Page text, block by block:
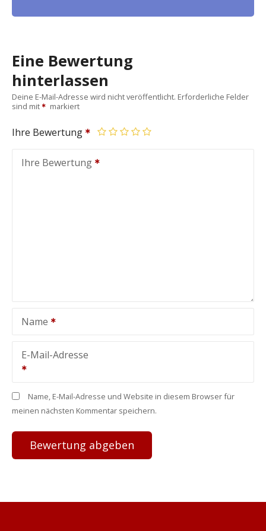
Eine Bewertung
hinterlassen
Deine E-Mail-Adresse wird nicht veröffentlicht. Erforderliche Felder
sind mit
markiert
Ihre Bewertung
Ihre Bewertung
Name
E-Mail-Adresse
Name, E-Mail-Adresse und Website in diesem Browser für
meinen nächsten Kommentar speichern.